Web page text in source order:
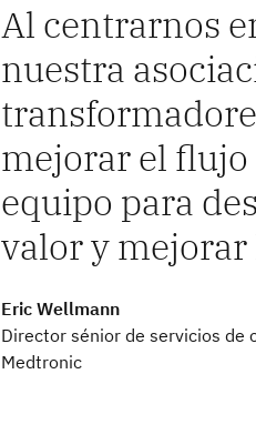
Al centrarnos
nuestra
mejorar el
equipo para
valor y
Eric Wellmann
Director sénior de servicios de
Medtronic